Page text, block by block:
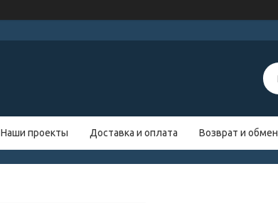
Наши проекты Доставка и оплата Возврат и обмен